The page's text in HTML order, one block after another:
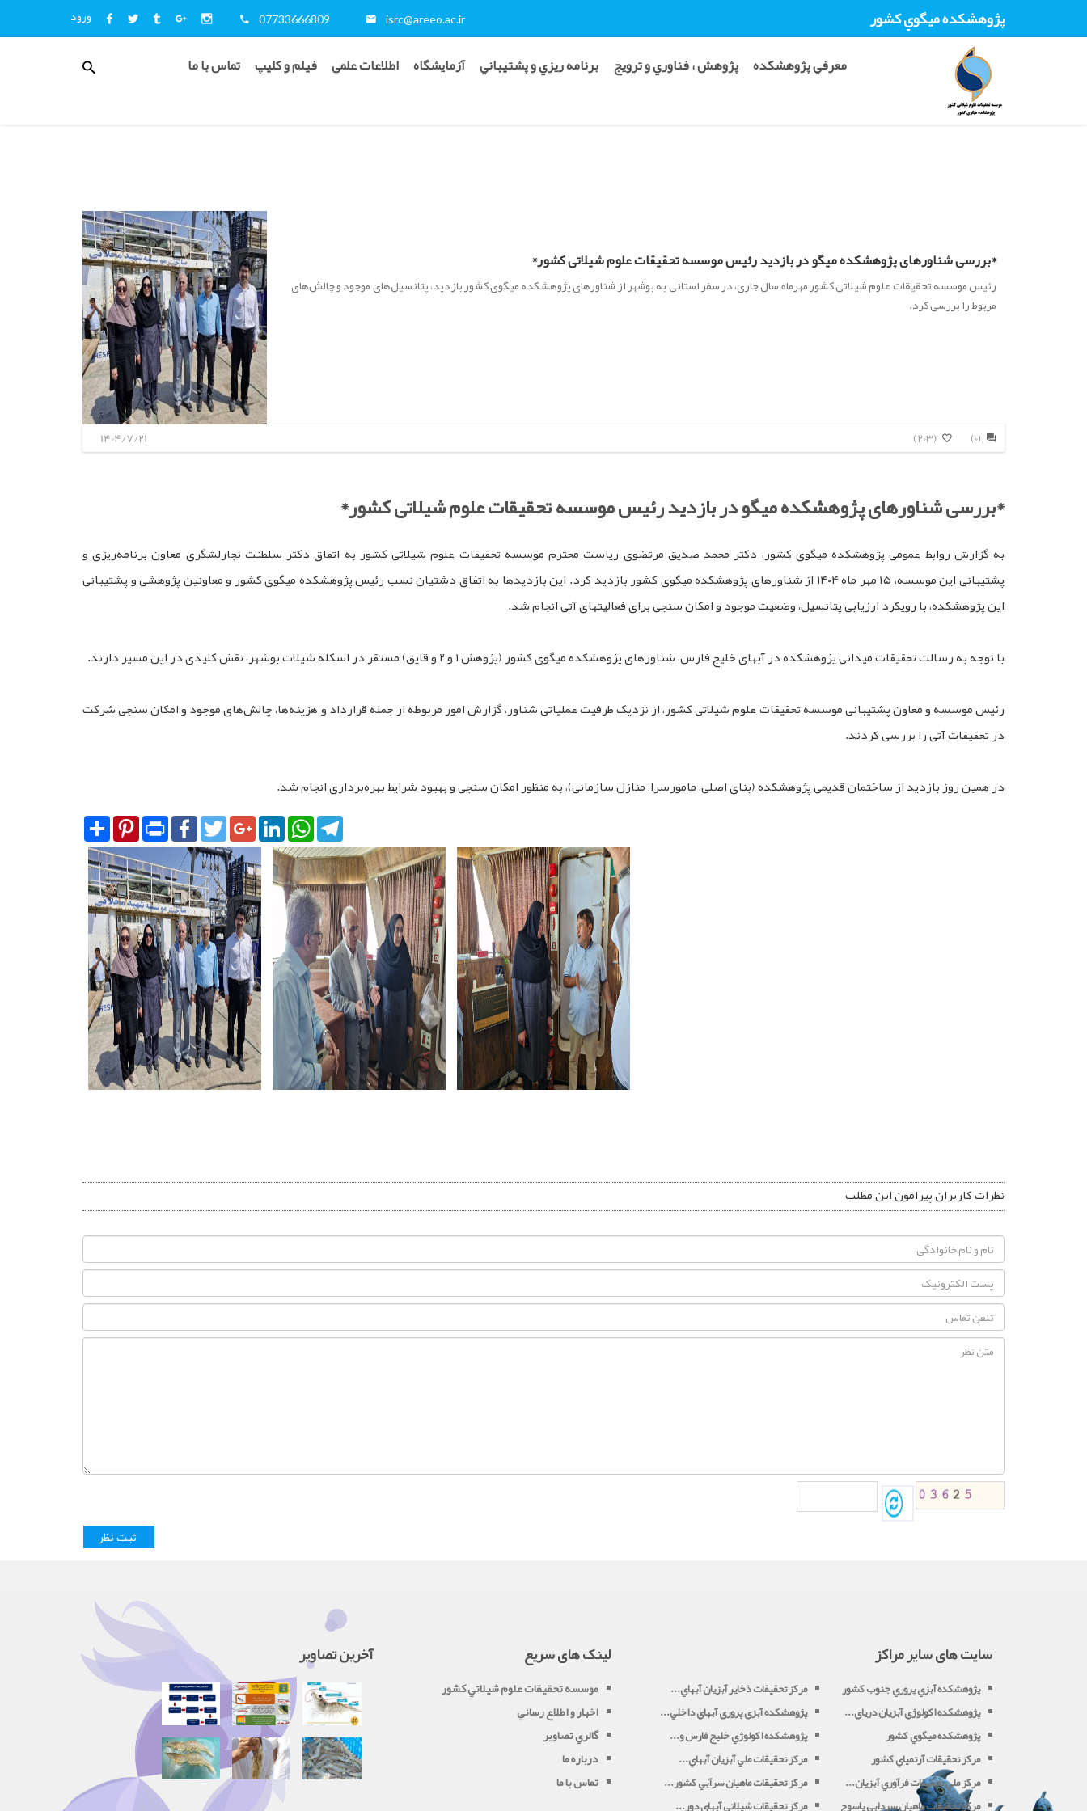
ورود 07733666809 isrc@areeo.ac.ir پژوهشکده ميگوي کشور
منوی
کاربری
معرفي پژوهشکده پژوهش ، فناوري و ترويج برنامه ريزي و پشتيباني آزمایشگاه اطلاعات علمی فیلم و کلیپ تماس با ما
*بررسی شناورهای پژوهشکده میگو در بازدید رئیس موسسه تحقیقات علوم شیلاتی کشور*
رئیس موسسه تحقیقات علوم شیلاتی کشور مهرماه سال جاری، در سفر استانی به بوشهر از شناورهای پژوهشکده میگوی کشور بازدید، پتانسیل‌های موجود و چالش‌های
مربوط را بررسی کرد.
1404/7/21 (203) (0)
*بررسی شناورهای پژوهشکده میگو در بازدید رئیس موسسه تحقیقات علوم شیلاتی کشور*
به گزارش روابط عمومی پژوهشکده میگوی کشور، دکتر محمد صدیق مرتضوی ریاست محترم موسسه تحقیقات علوم شیلاتی کشور به اتفاق دکتر سلطنت نجارلشگری معاون برنامه‌ریزی و
پشتیبانی این موسسه، ۱۵ مهر ماه ۱۴۰۴ از شناورهای پژوهشکده میگوی کشور بازدید کرد. این بازدیدها به اتفاق دشتیان نسب رئیس پژوهشکده میگوی کشور و معاونین پژوهشی و پشتیبانی
این پژوهشکده، با رویکرد ارزیابی پتانسیل، وضعیت موجود و امکان سنجی برای فعالیتهای آتی انجام شد.
با توجه به رسالت تحقیقات میدانی پژوهشکده در آبهای خلیج فارس، شناورهای پژوهشکده میگوی کشور (پژوهش ۱ و ۲ و قایق) مستقر در اسکله شیلات بوشهر، نقش کلیدی در این مسیر دارند.
رئیس موسسه و معاون پشتیبانی موسسه تحقیقات علوم شیلاتی کشور، از نزدیک ظرفیت عملیاتی شناور، گزارش امور مربوطه از جمله قرارداد و هزینه‌ها، چالش‌های موجود و امکان سنجی شرکت
در تحقیقات آتی را بررسی کردند.
در همین روز بازدید از ساختمان قدیمی پژوهشکده (بنای اصلی، مامورسرا، منازل سازمانی)، به منظور امکان سنجی و بهبود شرایط بهره‌برداری انجام شد.
Share Pinterest
Print FacebookTwitterGoogle+LinkedInWhatsApp
نظرات کاربران پیرامون این مطلب
سایت های سایر مراکز
پژوهشکده آبزي پروري جنوب کشور
مرکز تحقيقات ذخاير آبزيان آبهاي...
پژوهشکده اکولوژي آبزيان درياي...
پژوهشکده آبزي پروري آبهاي داخلي...
پژوهشکده ميگوي کشور
پژوهشکده اکولوژي خليج فارس و...
مرکز تحقيقات آرتمياي کشور
مرکز تحقيقات ملي آبزيان آبهاي...
مرکز ملي تحقيقات فرآوري آبزيان...
مرکز تحقيقات ماهيان سرآبي کشور...
مرکز تحقيقات ماهيان سردابي ياسوج
مرکز تحقيقات شيلاتي آبهاي دور...
لینک های سریع
موسسه تحقيقات علوم شيلاتي کشور
اخبار و اطلاع رساني
گالري تصاوير
درباره ما
تماس با ما
آخرین تصاویر